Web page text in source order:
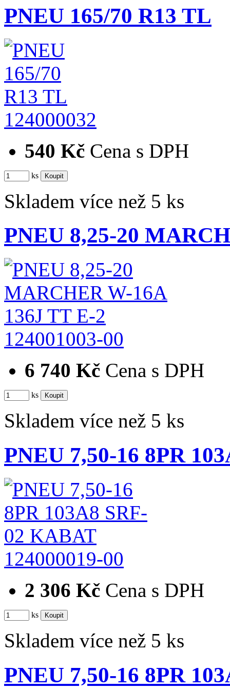
PNEU 165/70 R13 TL
124000032
540 Kč Cena s DPH
ks
Skladem více než 5 ks
PNEU 8,25-20
124001003-00
6 740 Kč Cena s DPH
ks
Skladem více než 5 ks
PNEU 7,50-16 8PR
124000019-00
2 306 Kč Cena s DPH
ks
Skladem více než 5 ks
PNEU 7,50-16 8PR